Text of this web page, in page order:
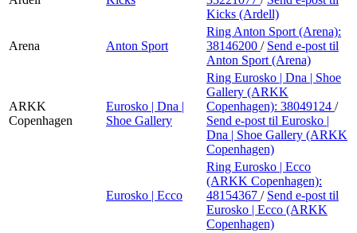
Kicks (Ardell)
Arena Anton Sport
Ring Anton Sport (Arena):
38146200 / Send e-post til
Anton Sport (Arena)
ARKK
Copenhagen
Eurosko | Dna |
Shoe Gallery
Ring Eurosko | Dna | Shoe
Gallery (ARKK
Copenhagen): 38049124 /
Send e-post til Eurosko |
Dna | Shoe Gallery (ARKK
Copenhagen)
Eurosko | Ecco
Ring Eurosko | Ecco
(ARKK Copenhagen):
48154367 / Send e-post til
Eurosko | Ecco (ARKK
Copenhagen)